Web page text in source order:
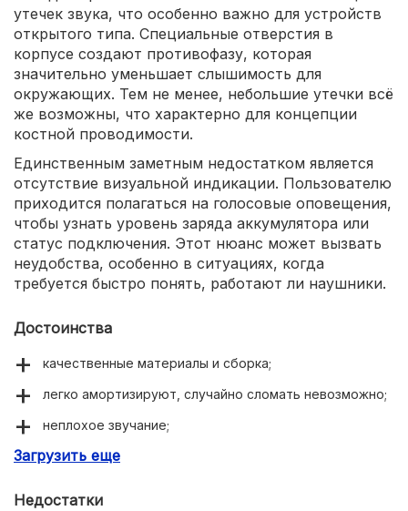
утечек звука, что особенно важно для устройств
открытого типа. Специальные отверстия в
корпусе создают противофазу, которая
значительно уменьшает слышимость для
окружающих. Тем не менее, небольшие утечки всё
же возможны, что характерно для концепции
костной проводимости.
Единственным заметным недостатком является
отсутствие визуальной индикации. Пользователю
приходится полагаться на голосовые оповещения,
чтобы узнать уровень заряда аккумулятора или
статус подключения. Этот нюанс может вызвать
неудобства, особенно в ситуациях, когда
требуется быстро понять, работают ли наушники.
Достоинства
качественные материалы и сборка;
легко амортизируют, случайно сломать невозможно;
неплохое звучание;
минимальные утечки звука;
Загрузить еще
Недостатки